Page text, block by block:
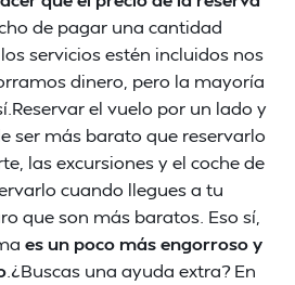
de pagar una cantidad
servicios estén incluidos nos
dinero, pero la mayoría
el vuelo por un lado y
ser más barato que reservarlo
las excursiones y el coche de
cuando llegues a tu
que son más baratos. Eso sí,
es un poco más engorroso y
.¿Buscas una ayuda extra? En